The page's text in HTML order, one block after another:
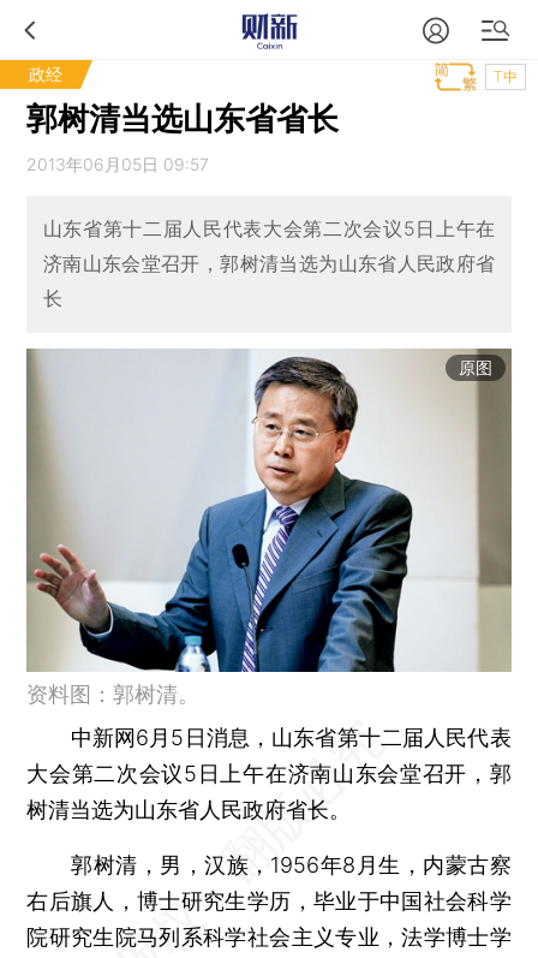
政经 T中
郭树清当选山东省省长
2013年06月05日 09:57
山东省第十二届人民代表大会第二次会议5日上午在
济南山东会堂召开，郭树清当选为山东省人民政府省
长
原图
资料图：郭树清。
中新网6月5日消息，山东省第十二届人民代表
大会第二次会议5日上午在济南山东会堂召开，郭
树清当选为山东省人民政府省长。
郭树清，男，汉族，1956年8月生，内蒙古察
右后旗人，博士研究生学历，毕业于中国社会科学
院研究生院马列系科学社会主义专业，法学博士学